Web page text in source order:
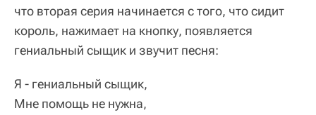
что вторая серия начинается с того, что сидит
король, нажимает на кнопку, появляется
гениальный сыщик и звучит песня:
Я - гениальный сыщик,
Мне помощь не нужна,